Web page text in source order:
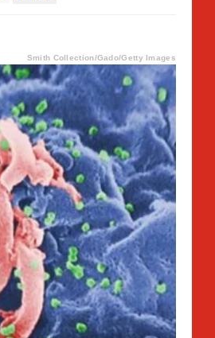
Smith Collection/Gado/Getty Images